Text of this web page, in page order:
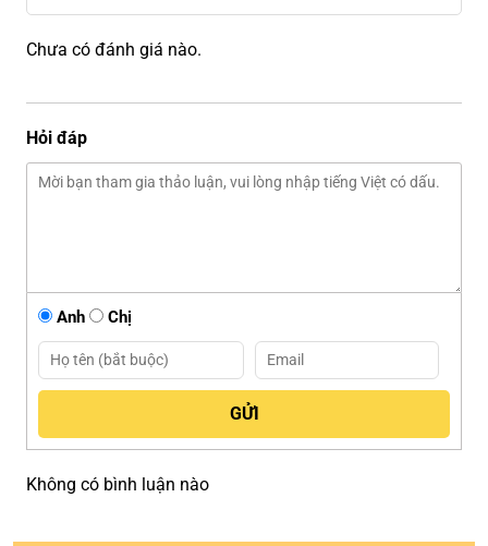
Chưa có đánh giá nào.
Hỏi đáp
Anh Chị
Không có bình luận nào